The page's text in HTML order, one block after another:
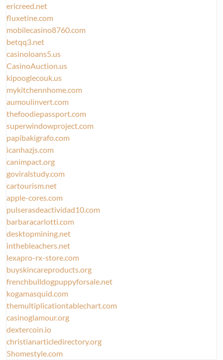
ericreed.net
fluxetine.com
mobilecasino8760.com
betqq3.net
casinoloans5.us
CasinoAuction.us
kipooglecouk.us
mykitchennhome.com
aumoulinvert.com
thefoodiepassport.com
superwindowproject.com
papibakigrafo.com
icanhazjs.com
canimpact.org
goviralstudy.com
cartourism.net
apple-cores.com
pulserasdeactividad10.com
barbaracarlotti.com
desktopmining.net
inthebleachers.net
lexapro-rx-store.com
buyskincareproducts.org
frenchbulldogpuppyforsale.net
kogamasquid.com
themultiplicationtablechart.com
casinoglamour.org
dextercoin.io
christianarticledirectory.org
5homestyle.com